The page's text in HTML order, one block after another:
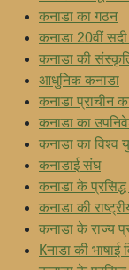
कनाडा का गठन
कनाडा 20वीं
कनाडा की
आधुनिक कनाडा
कनाडा प्राचीन
कनाडा का
कनाडा का विश्व
कनाडाई संघ
कनाडा के
कनाडा की
कनाडा के राज्य
Кनाडा की भाषाई